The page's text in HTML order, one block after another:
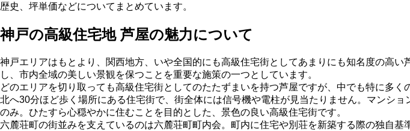
歴史、坪単価などについてまとめています。
神戸の高級住宅地 芦屋の魅力について
神戸エリアはもとより、関西地方、いや全国的にも高級住宅街としてあまりにも知名度の高
し、市内全域の美しい景観を保つことを重要な施策の一つとしています。
どのエリアを切り取っても高級住宅街としてのたたずまいを持つ芦屋ですが、中でも特に多
北へ30分ほど歩く場所にある住宅街で、街全体には信号機や電柱が見当たりません。マンシ
のみ。ひたすら心穏やかに住むことを目的とした、景色の良い高級住宅街です。
六麓荘町の街並みを支えているのは六麓荘町町内会。町内に住宅や別荘を新築する際の独自